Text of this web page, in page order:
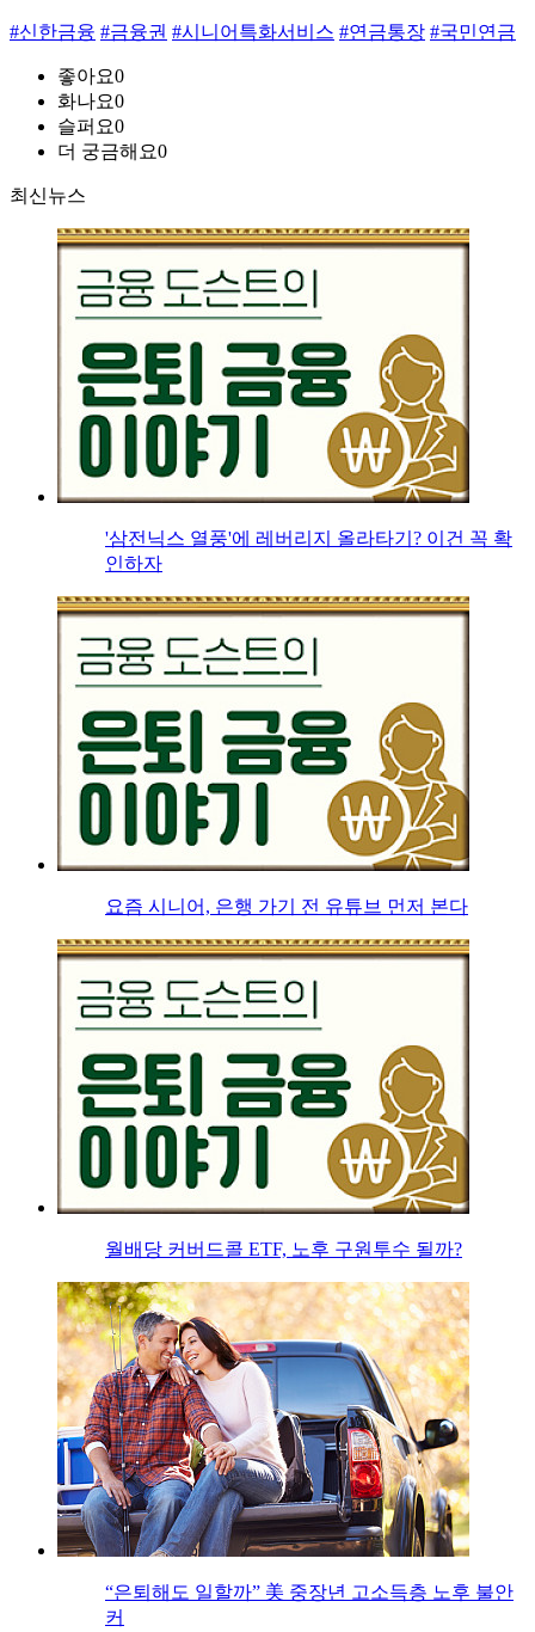
#신한금융 #금융권 #시니어특화서비스 #연금통장 #국민연금
좋아요0
화나요0
슬퍼요0
더 궁금해요0
최신뉴스
'삼전닉스 열풍'에 레버리지 올라타기? 이건 꼭 확
인하자
요즘 시니어, 은행 가기 전 유튜브 먼저 본다
월배당 커버드콜 ETF, 노후 구원투수 될까?
“은퇴해도 일할까” 美 중장년 고소득층 노후 불안
커